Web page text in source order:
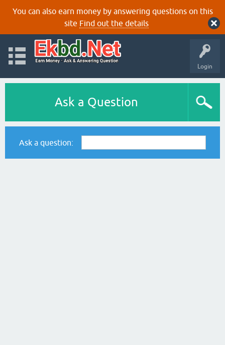
You can also earn money by answering questions on this
site Find out the details
Login
Ask a Question
Ask a question: